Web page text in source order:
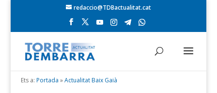
redaccio@TDBactualitat.cat
Ets a: Portada »Actualitat Baix Gaià